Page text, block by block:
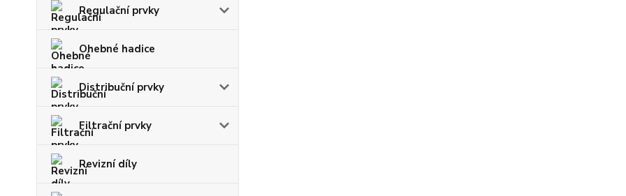
Regulační prvky
Ohebné hadice
Distribuční prvky
Filtrační prvky
Revizní díly